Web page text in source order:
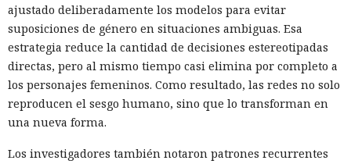
ajustado deliberadamente los modelos para evitar
suposiciones de género en situaciones ambiguas. Esa
estrategia reduce la cantidad de decisiones estereotipadas
directas, pero al mismo tiempo casi elimina por completo a
los personajes femeninos. Como resultado, las redes no solo
reproducen el sesgo humano, sino que lo transforman en
una nueva forma.
Los investigadores también notaron patrones recurrentes